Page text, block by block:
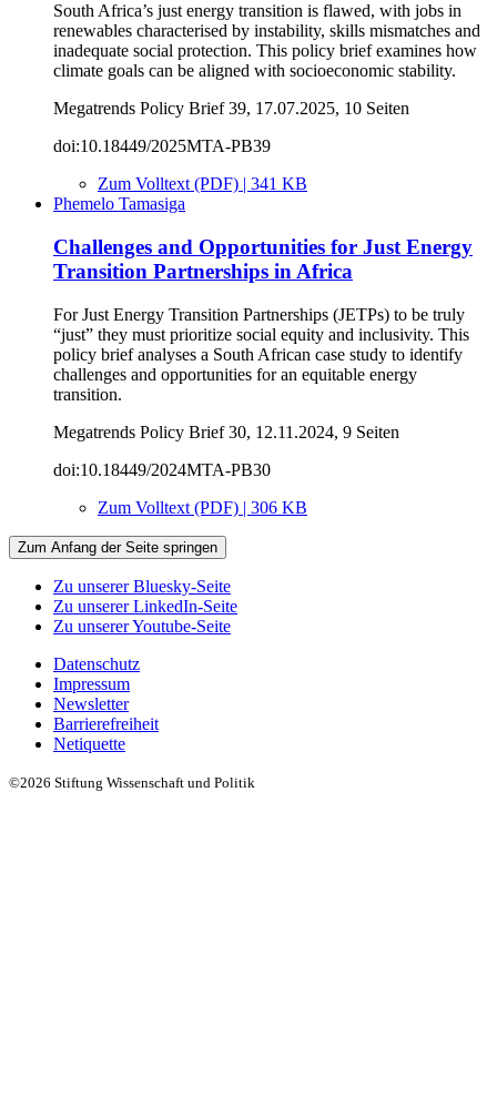
South Africa’s just energy transition is flawed, with jobs in
renewables characterised by instability, skills mismatches and
inadequate social protection. This policy brief examines how
climate goals can be aligned with socioeconomic stability.
Megatrends Policy Brief 39, 17.07.2025, 10 Seiten
doi:10.18449/2025MTA-PB39
Zum Volltext (PDF) | 341 KB
Phemelo Tamasiga
Challenges and Opportunities for Just Energy
Transition Partnerships in Africa
For Just Energy Transition Partnerships (JETPs) to be truly
“just” they must prioritize social equity and inclusivity. This
policy brief analyses a South African case study to identify
challenges and opportunities for an equitable energy
transition.
Megatrends Policy Brief 30, 12.11.2024, 9 Seiten
doi:10.18449/2024MTA-PB30
Zum Volltext (PDF) | 306 KB
Zum Anfang der Seite springen
Zu unserer Bluesky-Seite
Zu unserer LinkedIn-Seite
Zu unserer Youtube-Seite
Datenschutz
Impressum
Newsletter
Barrierefreiheit
Netiquette
©2026 Stiftung Wissenschaft und Politik